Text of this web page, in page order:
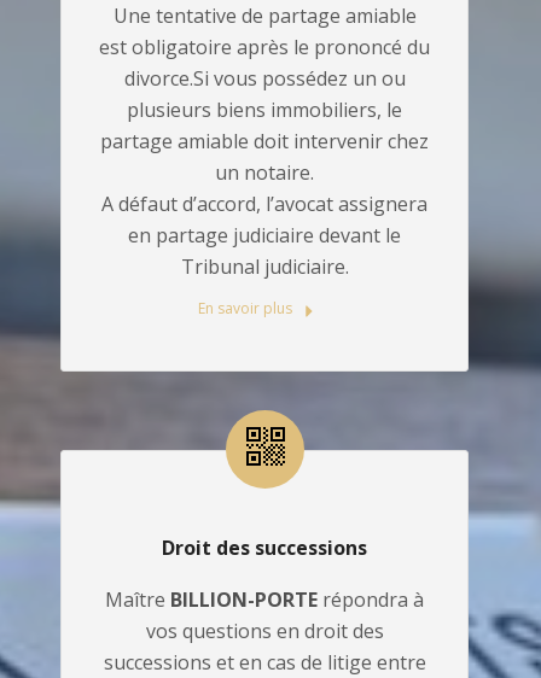
Une tentative de partage amiable
est obligatoire après le prononcé du
divorce.Si vous possédez un ou
plusieurs biens immobiliers, le
partage amiable doit intervenir chez
un notaire.
A défaut d’accord, l’avocat assignera
en partage judiciaire devant le
Tribunal judiciaire.
En savoir plus
Droit des successions
Maître BILLION-PORTE répondra à
vos questions en droit des
successions et en cas de litige entre